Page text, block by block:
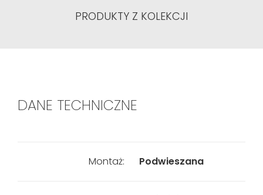
PRODUKTY Z KOLEKCJI
DANE TECHNICZNE
Montaż: Podwieszana